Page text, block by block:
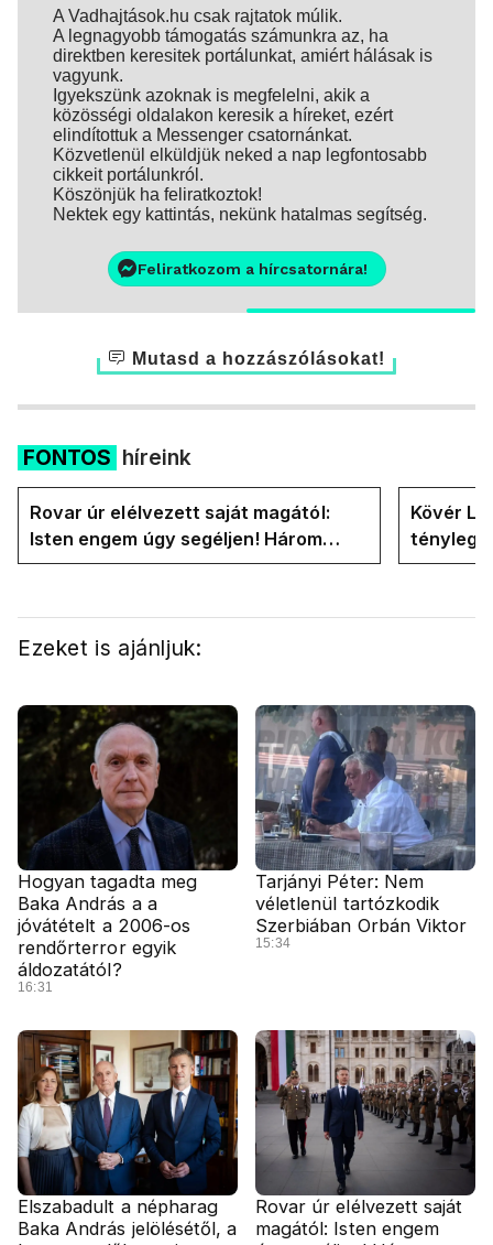
A Vadhajtások.hu csak rajtatok múlik.
A legnagyobb támogatás számunkra az, ha
direktben keresitek portálunkat, amiért hálásak is
vagyunk.
Igyekszünk azoknak is megfelelni, akik a
közösségi oldalakon keresik a híreket, ezért
elindítottuk a Messenger csatornánkat.
Közvetlenül elküldjük neked a nap legfontosabb
cikkeit portálunkról.
Köszönjük ha feliratkoztok!
Nektek egy kattintás, nekünk hatalmas segítség.
Feliratkozom a hírcsatornára!
Mutasd a hozzászólásokat!
FONTOS híreink
Rovar úr elélvezett saját magától:
Isten engem úgy segéljen! Három
hónapja vagyok miniszterelnök....
Kövér
tényleg
Ezeket is ajánljuk:
Hogyan tagadta meg
Baka András a a
jóvátételt a 2006-os
rendőrterror egyik
áldozatától?
16:31
Tarjányi Péter: Nem
véletlenül tartózkodik
Szerbiában Orbán Viktor
15:34
Elszabadult a népharag
Baka András jelölésétől, a
Rovar úr elélvezett saját
magától: Isten engem